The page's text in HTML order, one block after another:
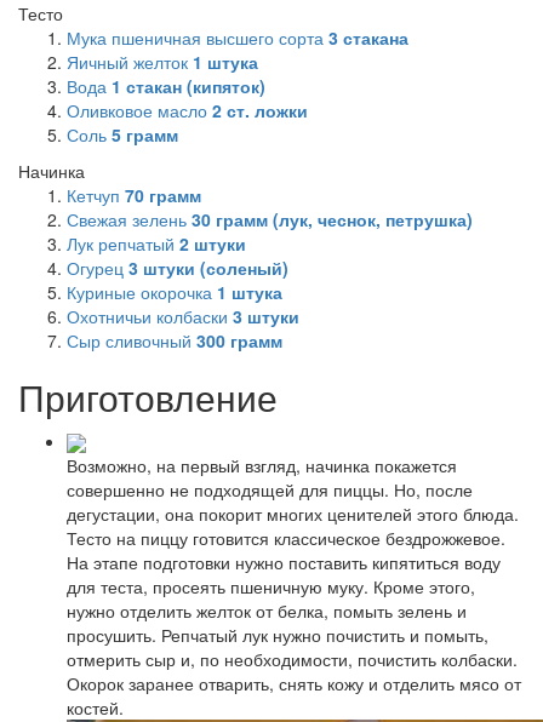
Тесто
Мука пшеничная высшего сорта 3 стакана
Яичный желток 1 штука
Вода 1 стакан (кипяток)
Оливковое масло 2 ст. ложки
Соль 5 грамм
Начинка
Кетчуп 70 грамм
Свежая зелень 30 грамм (лук, чеснок, петрушка)
Лук репчатый 2 штуки
Огурец 3 штуки (соленый)
Куриные окорочка 1 штука
Охотничьи колбаски 3 штуки
Сыр сливочный 300 грамм
Приготовление
Возможно, на первый взгляд, начинка покажется
совершенно не подходящей для пиццы. Но, после
дегустации, она покорит многих ценителей этого блюда.
Тесто на пиццу готовится классическое бездрожжевое.
На этапе подготовки нужно поставить кипятиться воду
для теста, просеять пшеничную муку. Кроме этого,
нужно отделить желток от белка, помыть зелень и
просушить. Репчатый лук нужно почистить и помыть,
отмерить сыр и, по необходимости, почистить колбаски.
Окорок заранее отварить, снять кожу и отделить мясо от
костей.